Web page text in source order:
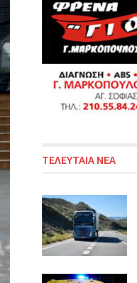
ΤΕΛΕΥΤΑΙΑ ΝΕΑ